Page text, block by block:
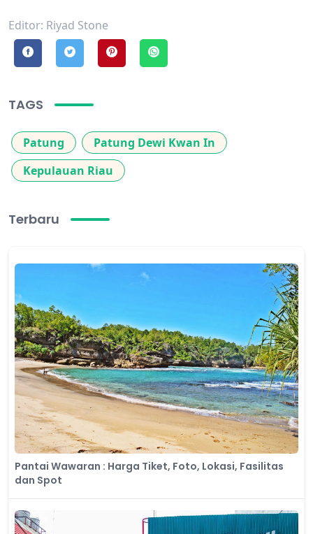
Editor: Riyad Stone
TAGS
Patung
Patung Dewi Kwan In
Kepulauan Riau
Terbaru
Pantai Wawaran : Harga Tiket, Foto, Lokasi, Fasilitas
dan Spot